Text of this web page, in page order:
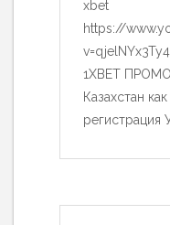
xbet
https://
v=qjelNYx3Ty4
1XBET
Казахстан
регистрация